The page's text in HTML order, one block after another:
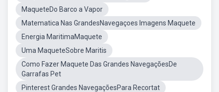
MaqueteDo Barco a Vapor
Matematica Nas GrandesNavegaçoes Imagens Maquete
Energia MaritimaMaquete
Uma MaqueteSobre Maritis
Como Fazer Maquete Das Grandes NavegaçõesDe
Garrafas Pet
Pinterest Grandes NavegaçõesPara Recortat